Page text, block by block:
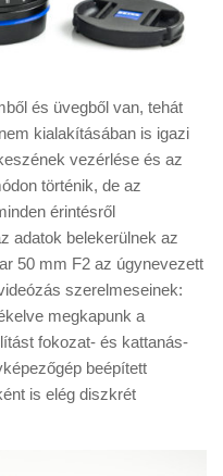
és üvegből van, tehát
kialakításában is igazi
vezérlése és az
történik, de az
érintésről
adatok belekerülnek az
50 mm F2 az úgynevezett
szerelmeseinek:
megkapunk a
fokozat- és kattanás-
beépített
is elég diszkrét